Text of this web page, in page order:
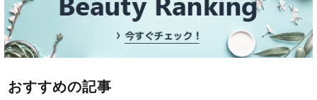
おすすめの記事